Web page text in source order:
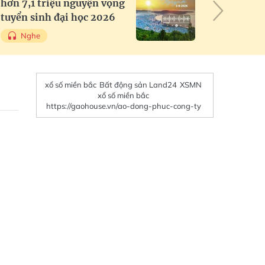
hơn 7,1 triệu nguyện vọng
tuyển sinh đại học 2026
Nghe
xổ số miền bắc Bất động sản Land24 XSMN
xổ số miền bắc
https://gaohouse.vn/ao-dong-phuc-cong-ty